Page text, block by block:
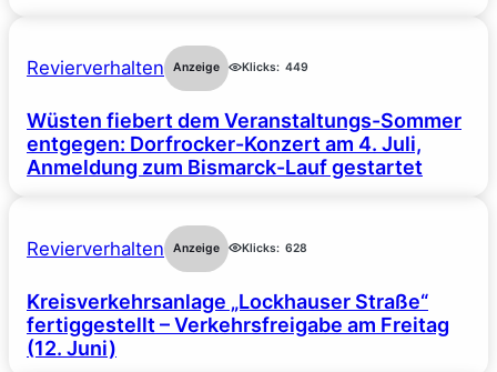
Revierverhalten Anzeige Klicks: 449
Wüsten fiebert dem Veranstaltungs-Sommer
entgegen: Dorfrocker-Konzert am 4. Juli,
Anmeldung zum Bismarck-Lauf gestartet
Revierverhalten Anzeige Klicks: 628
Kreisverkehrsanlage „Lockhauser Straße“
fertiggestellt – Verkehrsfreigabe am Freitag
(12. Juni)